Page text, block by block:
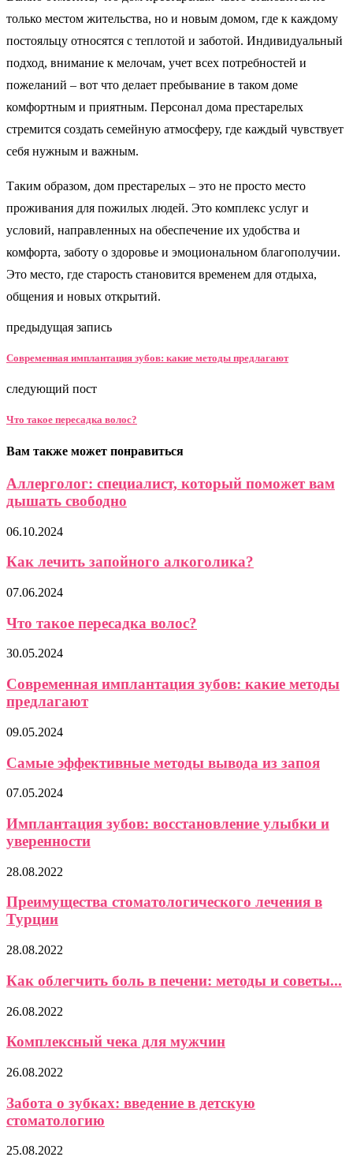
только местом жительства, но и новым домом, где к каждому
постояльцу относятся с теплотой и заботой. Индивидуальный
подход, внимание к мелочам, учет всех потребностей и
пожеланий – вот что делает пребывание в таком доме
комфортным и приятным. Персонал дома престарелых
стремится создать семейную атмосферу, где каждый чувствует
себя нужным и важным.
Таким образом, дом престарелых – это не просто место
проживания для пожилых людей. Это комплекс услуг и
условий, направленных на обеспечение их удобства и
комфорта, заботу о здоровье и эмоциональном благополучии.
Это место, где старость становится временем для отдыха,
общения и новых открытий.
предыдущая запись
Современная имплантация зубов: какие методы предлагают
следующий пост
Что такое пересадка волос?
Вам также может понравиться
Аллерголог: специалист, который поможет вам
дышать свободно
06.10.2024
Как лечить запойного алкоголика?
07.06.2024
Что такое пересадка волос?
30.05.2024
Современная имплантация зубов: какие методы
предлагают
09.05.2024
Самые эффективные методы вывода из запоя
07.05.2024
Имплантация зубов: восстановление улыбки и
уверенности
28.08.2022
Преимущества стоматологического лечения в
Турции
28.08.2022
Как облегчить боль в печени: методы и советы...
26.08.2022
Комплексный чека для мужчин
26.08.2022
Забота о зубках: введение в детскую
стоматологию
25.08.2022